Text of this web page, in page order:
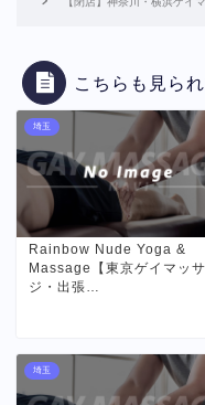
こちらも見ら
埼玉
Rainbow Nude Yoga &
Massage【東京ゲイマッ
ジ・出張…
埼玉